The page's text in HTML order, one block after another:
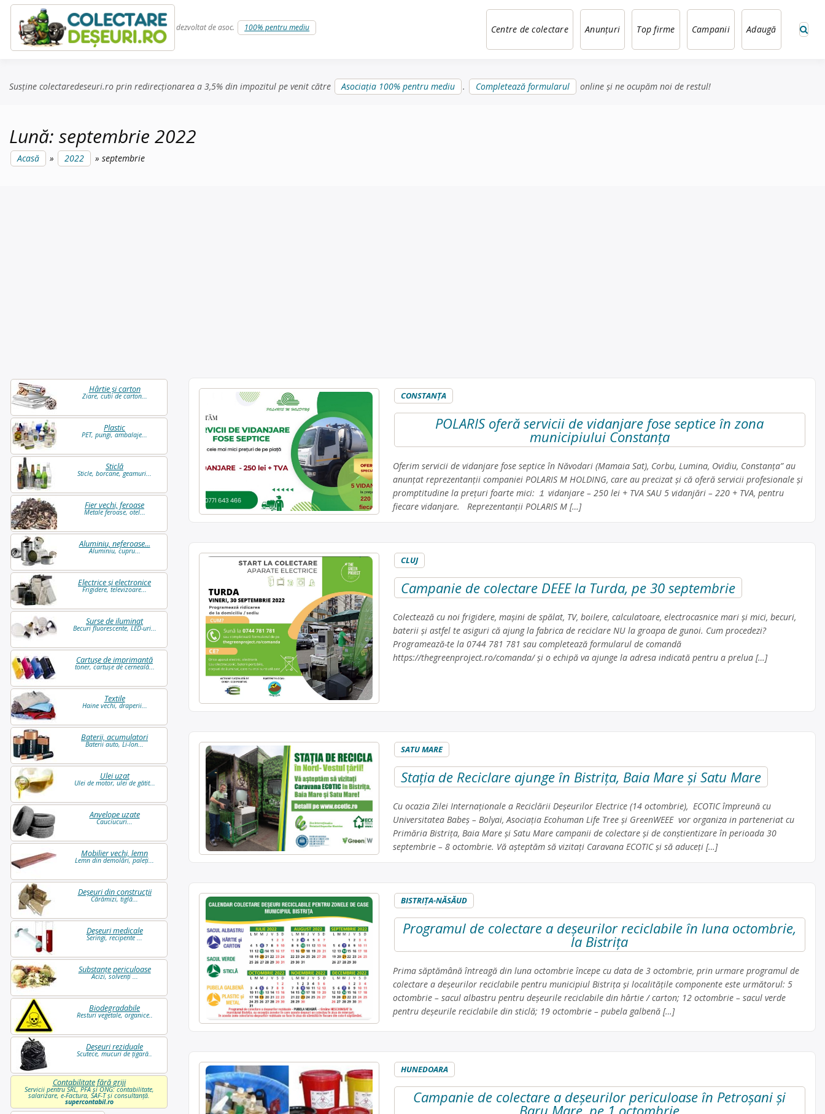
Skip to content
dezvoltat de asoc. 100% pentru mediu Centre de colectare Anunțuri Top firme Campanii Adaugă
Susține colectaredeseuri.ro prin redirecționarea a 3,5% din impozitul pe venit către Asociația 100% pentru mediu . Completează formularul online și ne ocupăm noi de restul!
Lună: septembrie 2022
Acasă 2022 septembrie
Hârtie și carton
Ziare, cutii de carton...
Plastic
PET, pungi, ambalaje...
Sticlă
Sticle, borcane, geamuri...
Fier vechi, feroase
Metale feroase, otel...
Aluminiu, neferoase...
Aluminiu, cupru...
Electrice și electronice
Frigidere, televizoare...
Surse de iluminat
Becuri fluorescente, LED-uri...
Cartușe de imprimantă
toner, cartușe de cerneală...
Textile
Haine vechi, draperii...
Baterii, acumulatori
Baterii auto, Li-Ion...
Ulei uzat
Ulei de motor, ulei de gătit...
Anvelope uzate
Cauciucuri...
Mobilier vechi, lemn
Lemn din demolări, paleți...
Deșeuri din construcții
Cărămizi, tiglă...
Deșeuri medicale
Seringi, recipente ...
Substanțe periculoase
Acizi, solvenți ...
Biodegradabile
Resturi vegetale, organice..
Deșeuri reziduale
Scutece, mucuri de țigară..
Contabilitate fără griji
Servicii pentru SRL, PFA și ONG: contabilitate,
salarizare, e-Factura, SAF-T și consultanță.
supercontabil.ro
CONSTANŢA
POLARIS oferă servicii de vidanjare fose septice în zona
municipiului Constanța
Oferim servicii de vidanjare fose septice în Năvodari (Mamaia Sat), Corbu, Lumina, Ovidiu, Constanța” au
anunțat reprezentanții companiei POLARIS M HOLDING, care au precizat și că oferă servicii profesionale și
promptitudine la prețuri foarte mici: １ vidanjare – 250 lei + TVA SAU 5 vidanjări – 220 + TVA, pentru
fiecare vidanjare. Reprezentanții POLARIS M […]
CLUJ
Campanie de colectare DEEE la Turda, pe 30 septembrie
Colectează cu noi frigidere, mașini de spălat, TV, boilere, calculatoare, electrocasnice mari și mici, becuri,
baterii și astfel te asiguri că ajung la fabrica de reciclare NU la groapa de gunoi. Cum procedezi?
Programează-te la 0744 781 781 sau completează formularul de comandă
https://thegreenproject.ro/comanda/ și o echipă va ajunge la adresa indicată pentru a prelua […]
SATU MARE
Stația de Reciclare ajunge în Bistrița, Baia Mare și Satu Mare
Cu ocazia Zilei Internaționale a Reciclării Deșeurilor Electrice (14 octombrie), ECOTIC împreună cu
Universitatea Babeș – Bolyai, Asociația Ecohuman Life Tree și GreenWEEE vor organiza in parteneriat cu
Primăria Bistrița, Baia Mare și Satu Mare campanii de colectare și de conștientizare în perioada 30
septembrie – 8 octombrie. Vă așteptăm să vizitați Caravana ECOTIC și să aduceți […]
BISTRIŢA-NĂSĂUD
Programul de colectare a deșeurilor reciclabile în luna octombrie,
la Bistrița
Prima săptămână întreagă din luna octombrie începe cu data de 3 octombrie, prin urmare programul de
colectare a deșeurilor reciclabile pentru municipiul Bistrița și localitățile componente este următorul: 5
octombrie – sacul albastru pentru deșeurile reciclabile din hârtie / carton; 12 octombrie – sacul verde
pentru deșeurile reciclabile din sticlă; 19 octombrie – pubela galbenă […]
HUNEDOARA
Campanie de colectare a deșeurilor periculoase în Petroșani și